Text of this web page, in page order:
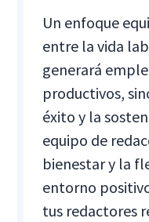
Un enfoque
entre la vida
generará
productivos,
éxito y la
equipo de
bienestar y la
entorno
tus redactores